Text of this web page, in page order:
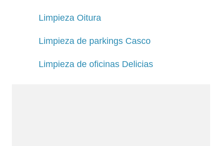
Limpieza Oitura
Limpieza de parkings Casco
Limpieza de oficinas Delicias